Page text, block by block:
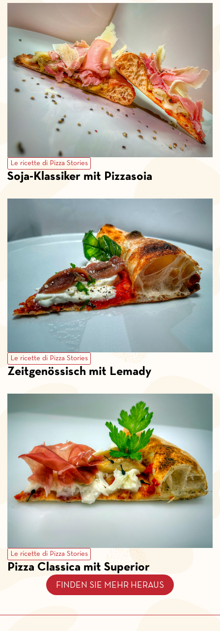
Le ricette di Pizza Stories
Soja-Klassiker mit Pizzasoia
Le ricette di Pizza Stories
Zeitgenössisch mit Lemady
Le ricette di Pizza Stories
Pizza Classica mit Superior
FINDEN SIE MEHR HERAUS